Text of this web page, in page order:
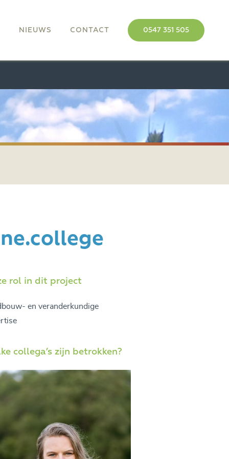
NIEUWS CONTACT 0547 351 505
rol in dit project
en veranderkundige
collega’s zijn betrokken?